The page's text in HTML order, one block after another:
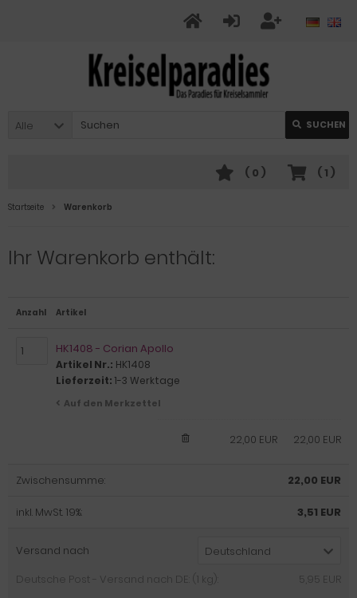
Alle SUCHEN
( 1 )
( 0 )
Startseite Warenkorb
Ihr Warenkorb enthält:
Anzahl Artikel
HK1408 - Corian Apollo
Artikel Nr.: HK1408
Lieferzeit: 1-3 Werktage
Auf den Merkzettel
22,00 EUR
22,00 EUR
Zwischensumme: 22,00 EUR
inkl. MwSt. 19%: 3,51 EUR
Versand nach
Deutschland
Deutsche Post - Versand nach DE: (1 kg):
5,95 EUR